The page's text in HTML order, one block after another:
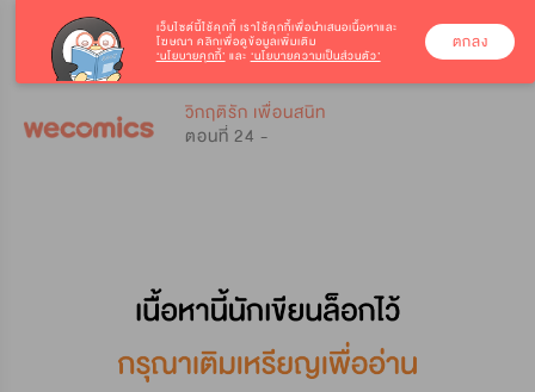
วิกฤติรัก เพื่อนสนิท
ตอนที่ 24 -
เว็บไซต์นี้ใช้คุกกี้ เราใช้คุกกี้เพื่อนำเสนอเนื้อหาและ
โฆษณา คลิกเพื่อดูข้อมูลเพิ่มเติม
‘นโยบายคุกกี้’ และ ‘นโยบายความเป็นส่วนตัว’
ตกลง